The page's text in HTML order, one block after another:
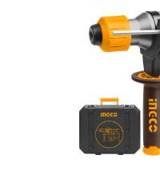
Seturi aparate electrice
Unelte multifuncționale
Vibratoare pentru beton
Scule manuale
Aparate de Tăiat Gresie